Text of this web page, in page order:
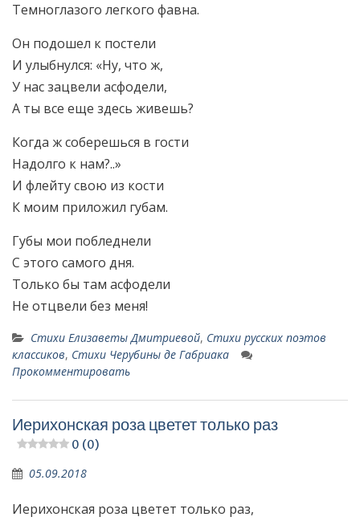
Темноглазого легкого фавна.
Он подошел к постели
И улыбнулся: «Ну, что ж,
У нас зацвели асфодели,
А ты все еще здесь живешь?
Когда ж соберешься в гости
Надолго к нам?..»
И флейту свою из кости
К моим приложил губам.
Губы мои побледнели
С этого самого дня.
Только бы там асфодели
Не отцвели без меня!
Стихи Елизаветы Дмитриевой, Стихи русских поэтов
классиков, Стихи Черубины де Габриака
Прокомментировать
Иерихонская роза цветет только раз
0 (0)
05.09.2018
Иерихонская роза цветет только раз,